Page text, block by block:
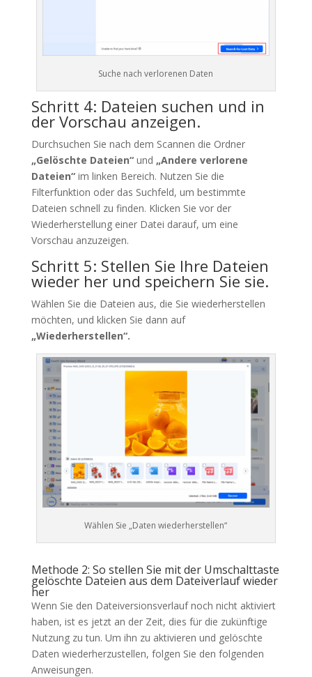
Suche nach verlorenen Daten
Schritt 4: Dateien suchen und in
der Vorschau anzeigen.
Durchsuchen Sie nach dem Scannen die Ordner
„Gelöschte Dateien“ und „Andere verlorene
Dateien“ im linken Bereich. Nutzen Sie die
Filterfunktion oder das Suchfeld, um bestimmte
Dateien schnell zu finden. Klicken Sie vor der
Wiederherstellung einer Datei darauf, um eine
Vorschau anzuzeigen.
Schritt 5: Stellen Sie Ihre Dateien
wieder her und speichern Sie sie.
Wählen Sie die Dateien aus, die Sie wiederherstellen
möchten, und klicken Sie dann auf
„Wiederherstellen“.
Wählen Sie „Daten wiederherstellen“
Methode 2: So stellen Sie mit der Umschalttaste
gelöschte Dateien aus dem Dateiverlauf wieder
her
Wenn Sie den Dateiversionsverlauf noch nicht aktiviert
haben, ist es jetzt an der Zeit, dies für die zukünftige
Nutzung zu tun. Um ihn zu aktivieren und gelöschte
Daten wiederherzustellen, folgen Sie den folgenden
Anweisungen.